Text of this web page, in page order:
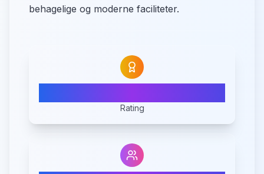
behagelige og moderne faciliteter.
Rating